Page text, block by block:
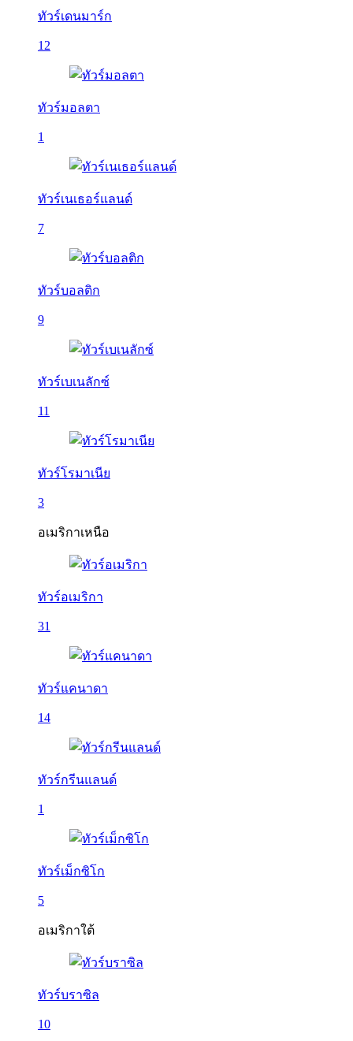
ทัวร์เดนมาร์ก
12
ทัวร์มอลตา
1
ทัวร์เนเธอร์แลนด์
7
ทัวร์บอลติก
9
ทัวร์เบเนลักซ์
11
ทัวร์โรมาเนีย
3
อเมริกาเหนือ
ทัวร์อเมริกา
31
ทัวร์แคนาดา
14
ทัวร์กรีนแลนด์
1
ทัวร์เม็กซิโก
5
อเมริกาใต้
ทัวร์บราซิล
10